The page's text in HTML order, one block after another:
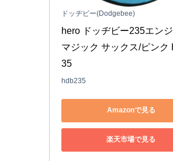
ドッヂビー(Dodgebee)
hero ドッヂビー235エン
マジック サックス/ピンク
35
hdb235
Amazonで見る
楽天市場で見る